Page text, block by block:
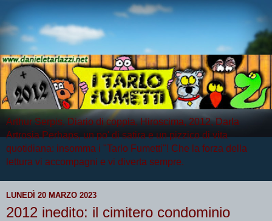
Arthur Serpis, Diario di coppia, Hiroscima, 2012, Darla
Artrosia Perhaps, un po' di satira e un pizzico di vita
quotidiana: insomma i "Tarlo Fumetti"! Che la forza della
lettura vi accompagni e vi diverta sempre.
LUNEDÌ 20 MARZO 2023
2012 inedito: il cimitero condominio